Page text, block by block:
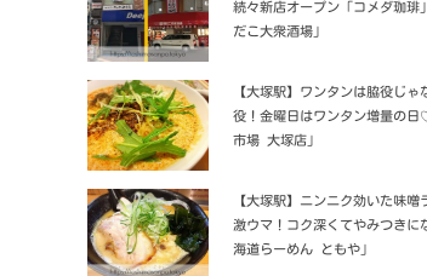
続々新店オープン「コメダ珈琲
だこ大衆酒場」
【大塚駅】ワンタンは脇役じゃ
役！金曜日はワンタン増量の日
市場 大塚店｣
【大塚駅】ニンニク効いた味噌
激ウマ！コク深くてやみつきに
海道らーめん ともや」